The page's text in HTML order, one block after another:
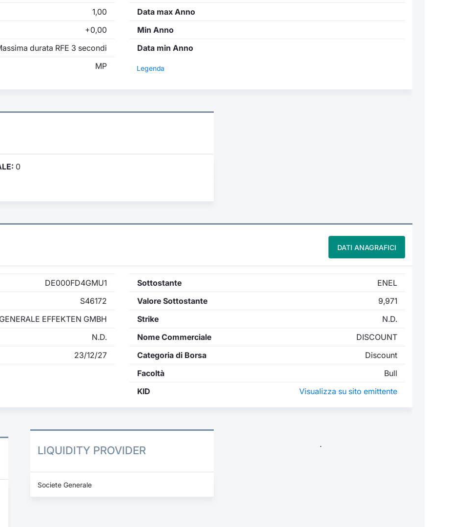
1,00
+0,00
durata RFE 3 secondi
MP
Data max Anno
Min Anno
Data min Anno
Legenda
0
DATI ANAGRAFICI
DE000FD4GMU1
S46172
EFFEKTEN GMBH
N.D.
23/12/27
Sottostante
ENEL
Valore Sottostante
9,971
Strike
N.D.
Nome Commerciale
DISCOUNT
Categoria di Borsa
Discount
Facoltà
Bull
KID
Visualizza su sito emittente
LIQUIDITY PROVIDER
Societe Generale
.